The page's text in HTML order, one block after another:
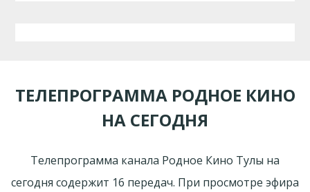
ТЕЛЕПРОГРАММА РОДНОЕ КИНО
НА СЕГОДНЯ
Телепрограмма канала Родное Кино Тулы на
сегодня содержит 16 передач. При просмотре эфира